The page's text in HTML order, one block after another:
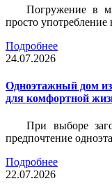
Погружение в
просто употребление
Подробнее
24.07.2026
Одноэтажный дом
для комфортной
При выборе
предпочтение
Подробнее
22.07.2026